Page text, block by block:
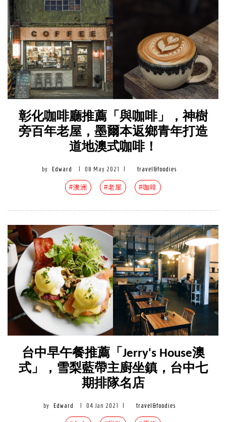
彰化咖啡廳推薦「與咖啡」，神樹
旁百年老屋，墨爾本返鄉青年打造
道地澳式咖啡！
by Edward 08 May 2021 travel&foodies
#澳洲 #老屋 #咖啡
台中早午餐推薦「Jerry's House澳
式」，雪梨藍帶主廚坐鎮，台中七
期排隊名店
by Edward 04 Jan 2021 travel&foodies